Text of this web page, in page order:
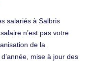
salariés à Salbris
n’est pas votre
de la
mise à jour des